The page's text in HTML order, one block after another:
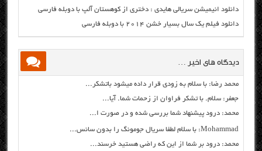
دانلود انیمیشن سریالی هایدی : دختری از کوهستان آلپ با دوبله فارسی
دانلود فیلم یک سال بسیار خشن ۲۰۱۴ با دوبله فارسی
دیدگاه های اخیر …
محمد رضا: با سلام به زودی قرار داده میشود باتشکر...
جعفر: سلام. با تشکر فراوان از زحمات شما. آیا...
محمد: درود پیشنهاد شما بررسی شده و در صورت ا...
Mohammad: با سلام لطفا سریال جومونگ را بدون سانس...
محمد: درود بر شما از این که راضی هستید خرسند...